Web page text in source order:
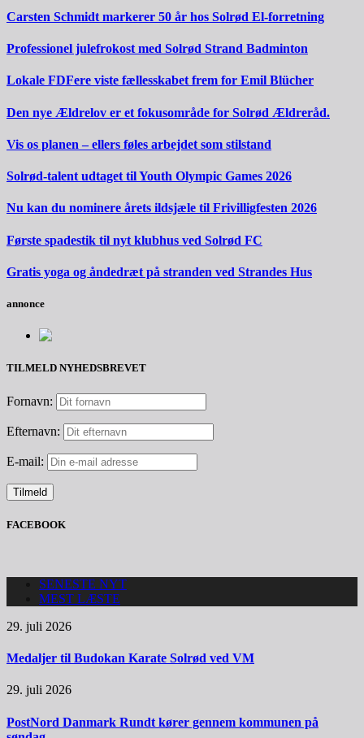
Carsten Schmidt markerer 50 år hos Solrød El-forretning
Professionel julefrokost med Solrød Strand Badminton
Lokale FDFere viste fællesskabet frem for Emil Blücher
Den nye Ældrelov er et fokusområde for Solrød Ældreråd.
Vis os planen – ellers føles arbejdet som stilstand
Solrød-talent udtaget til Youth Olympic Games 2026
Nu kan du nominere årets ildsjæle til Frivilligfesten 2026
Første spadestik til nyt klubhus ved Solrød FC
Gratis yoga og åndedræt på stranden ved Strandes Hus
annonce
TILMELD NYHEDSBREVET
Fornavn:
Efternavn:
E-mail:
FACEBOOK
SENESTE NYT
MEST LÆSTE
29. juli 2026
Medaljer til Budokan Karate Solrød ved VM
29. juli 2026
PostNord Danmark Rundt kører gennem kommunen på